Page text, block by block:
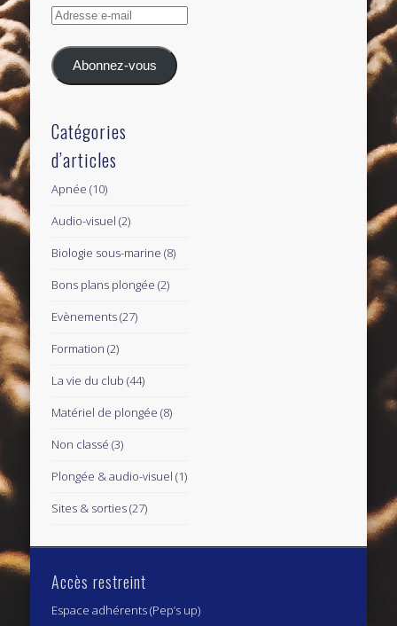
Adresse
mail
Abonnez-vous
Catégories
d’articles
Apnée (10)
Audio-visuel (2)
Biologie sous-marine (8)
Bons plans plongée (2)
Evènements(27)
Formation (2)
La vie du club (44)
Matériel de plongée (8)
Non classé (3)
Plongée & audio-visuel (1)
Sites & sorties(27)
Accès restreint
Espace adhérents (Pep’s up)